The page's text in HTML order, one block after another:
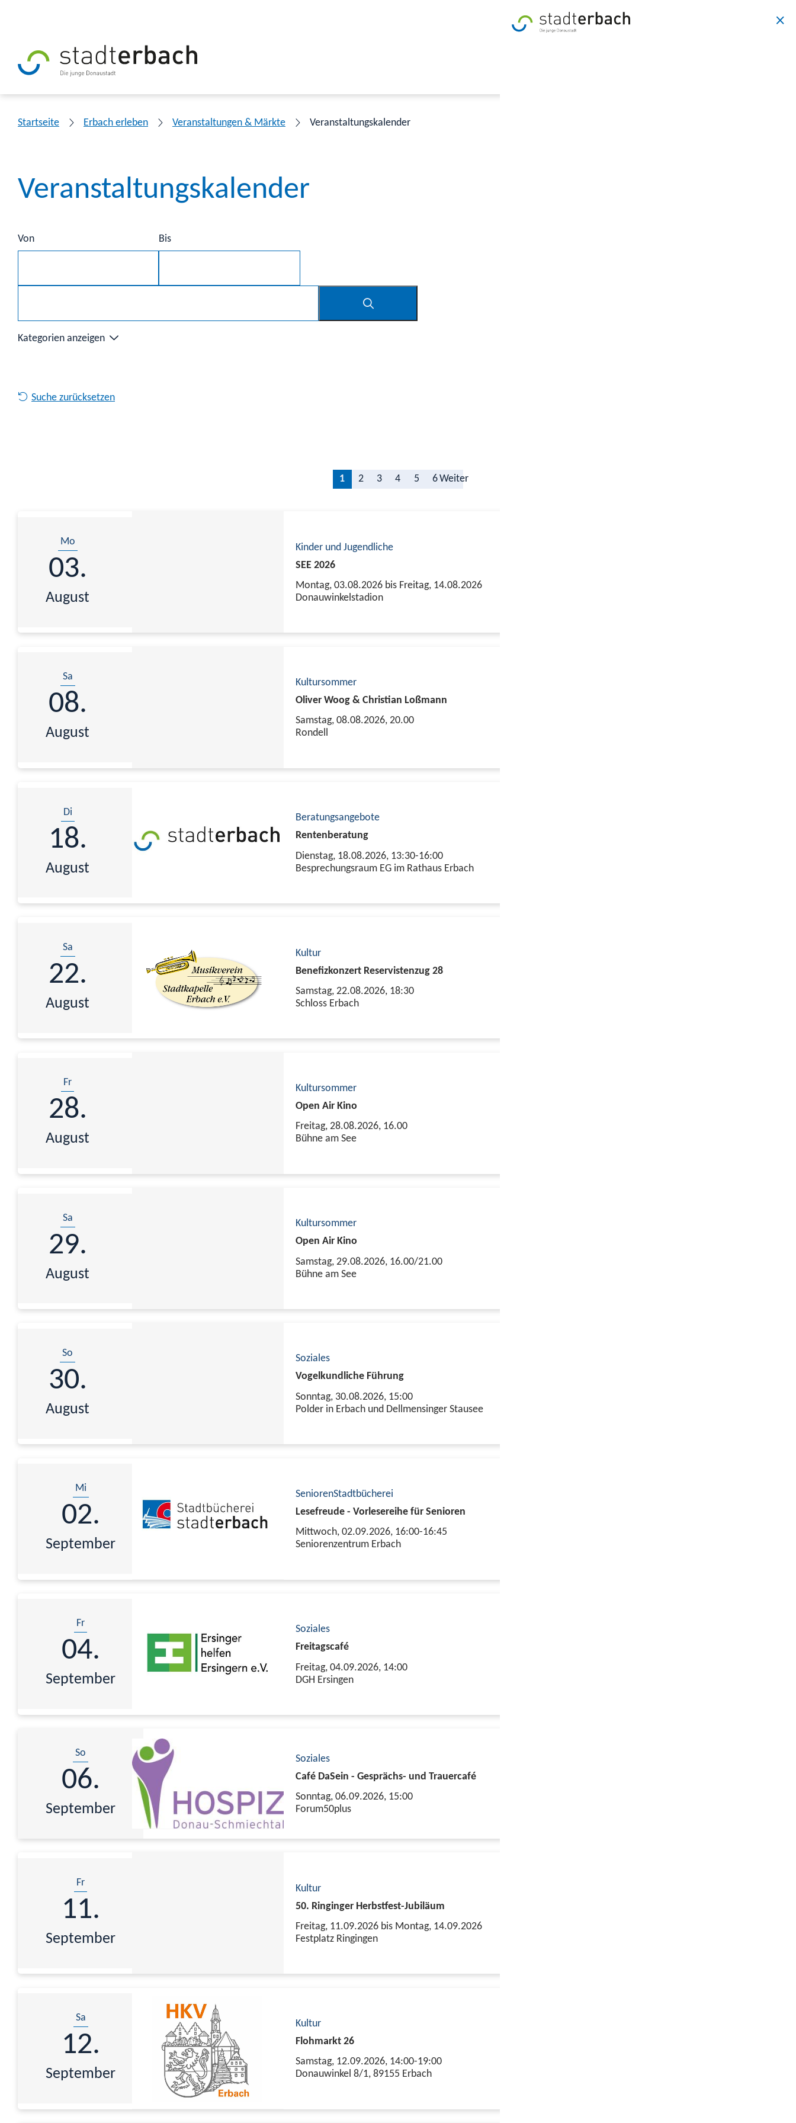
Startseite Erbach erleben Veranstaltungen & Märkte Veranstaltungskalender
Veranstaltungskalender
Von Bis
Kategorien anzeigen
Suche zurücksetzen
1 2 3 4 5 6Weiter
Mo
03.
August
Kinder und Jugendliche
SEE 2026
Montag, 03.08.2026 bis Freitag, 14.08.2026
Donauwinkelstadion
Sa
08.
August
Kultursommer
Oliver Woog & Christian Loßmann
Samstag, 08.08.2026,20.00
Rondell
Di
18.
August
Beratungsangebote
Rentenberatung
Dienstag, 18.08.2026, 13:30-16:00
Besprechungsraum EG im Rathaus Erbach
Sa
22.
August
Kultur
Benefizkonzert Reservistenzug 28
Samstag, 22.08.2026, 18:30
Schloss Erbach
Fr
28.
August
Kultursommer
Open Air Kino
Freitag, 28.08.2026, 16.00
Bühne am See
Sa
29.
August
Kultursommer
Open Air Kino
Samstag, 29.08.2026, 16.00/21.00
Bühne am See
So
30.
August
Soziales
Vogelkundliche Führung
Sonntag, 30.08.2026, 15:00
Polder in Erbach und Dellmensinger Stausee
Mi
02.
September
SeniorenStadtbücherei
Lesefreude - Vorlesereihe für Senioren
Mittwoch, 02.09.2026, 16:00-16:45
Seniorenzentrum Erbach
Fr
04.
September
Soziales
Freitagscafé
Freitag, 04.09.2026, 14:00
DGH Ersingen
So
06.
September
Soziales
Café DaSein - Gesprächs- und Trauercafé
Sonntag, 06.09.2026, 15:00
Forum50plus
Fr
11.
September
Kultur
50. Ringinger Herbstfest-Jubiläum
Freitag, 11.09.2026 bis Montag, 14.09.2026
Festplatz Ringingen
Sa
12.
September
Kultur
Flohmarkt 26
Samstag, 12.09.2026, 14:00-19:00
Donauwinkel 8/1, 89155 Erbach